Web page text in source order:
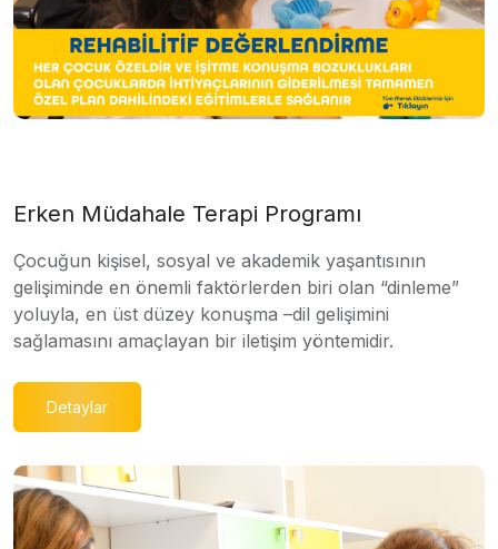
Erken Müdahale Terapi Programı
Çocuğun kişisel, sosyal ve akademik yaşantısının
gelişiminde en önemli faktörlerden biri olan “dinleme”
yoluyla, en üst düzey konuşma –dil gelişimini
sağlamasını amaçlayan bir iletişim yöntemidir.
Detaylar